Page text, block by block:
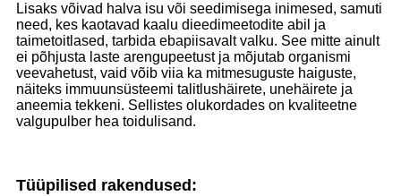
Lisaks võivad halva isu või seedimisega inimesed, samuti
need, kes kaotavad kaalu dieedimeetodite abil ja
taimetoitlased, tarbida ebapiisavalt valku. See mitte ainult
ei põhjusta laste arengupeetust ja mõjutab organismi
veevahetust, vaid võib viia ka mitmesuguste haiguste,
näiteks immuunsüsteemi talitlushäirete, unehäirete ja
aneemia tekkeni. Sellistes olukordades on kvaliteetne
valgupulber hea toidulisand.
Tüüpilised rakendused: